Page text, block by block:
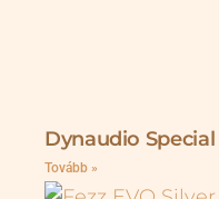
Dynaudio
Tovább »